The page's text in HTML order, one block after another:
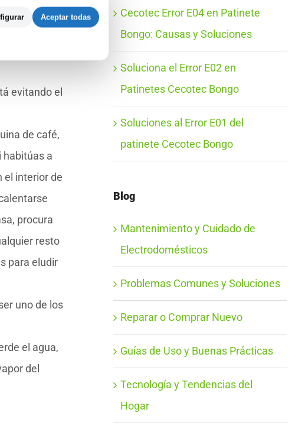
fusibles
un mal
evitando el
de café,
habitúas a
el interior de
procura
resto
para eludir
uno de los
el agua,
del
Cecotec Error E04 en Patinete
Bongo: Causas y Soluciones
Soluciona el Error E02 en
Patinetes Cecotec Bongo
Soluciones al Error E01 del
patinete Cecotec Bongo
Blog
Mantenimiento y Cuidado de
Electrodomésticos
Problemas Comunes y Soluciones
Reparar o Comprar Nuevo
Guías de Uso y Buenas Prácticas
Tecnología y Tendencias del
Hogar
Aceptar todas